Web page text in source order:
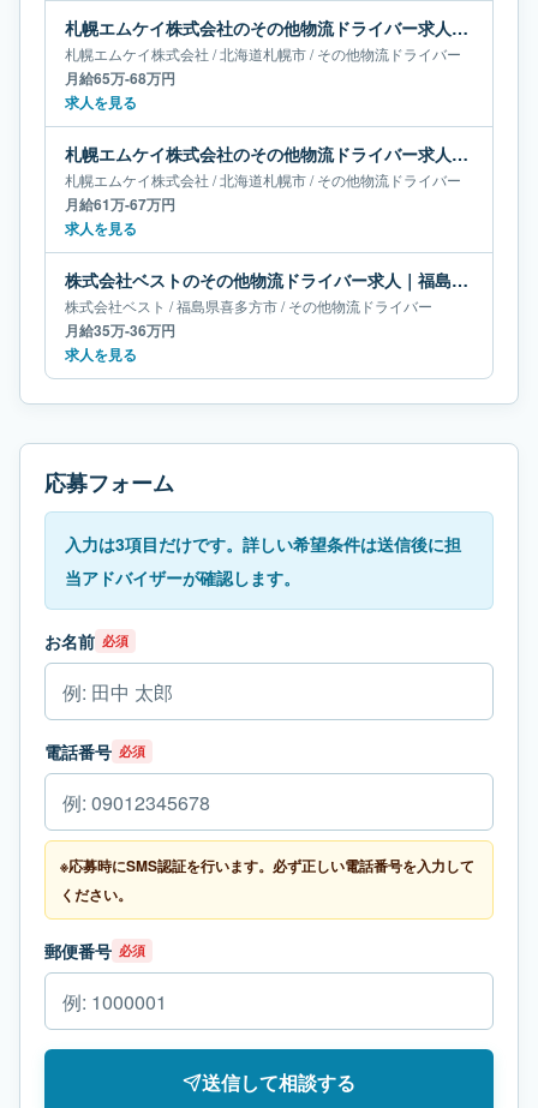
札幌エムケイ株式会社のその他物流ドライバー求人｜北海道札幌市｜月給65万-68万円
札幌エムケイ株式会社 /北海道札幌市/その他物流ドライバー
月給65万-68万円
求人を見る
札幌エムケイ株式会社のその他物流ドライバー求人｜北海道札幌市｜月給61万-67万円
札幌エムケイ株式会社 /北海道札幌市/その他物流ドライバー
月給61万-67万円
求人を見る
株式会社ベストのその他物流ドライバー求人｜福島県喜多方市｜月給35万-36万円
株式会社ベスト /福島県喜多方市/その他物流ドライバー
月給35万-36万円
求人を見る
応募フォーム
入力は3項目だけです。詳しい希望条件は送信後に担
当アドバイザーが確認します。
お名前 必須
電話番号 必須
※応募時にSMS認証を行います。必ず正しい電話番号を入力して
ください。
郵便番号 必須
送信して相談する